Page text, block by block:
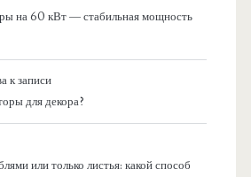
на 60 кВт — стабильная мощность
к записи
для декора?
или только листья: какой способ